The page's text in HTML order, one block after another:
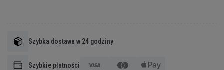
Szybka dostawa w 24 godziny
Szybkie płatności